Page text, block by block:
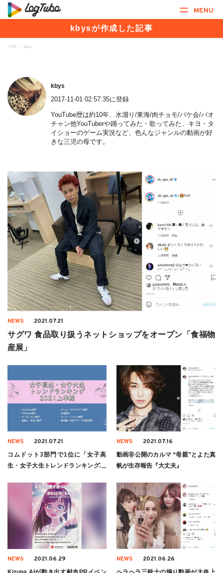
MENU
kbysが作成した記事
TOP > kbys
kbys
2017-11-01 02:57:35に登録
YouTube歴は約10年、水溜り/東海/肉チョモ/バケ会/パオ
チャン他YouTuberや踊ってみた・歌ってみた、キヨ・タ
イショーのゲーム実況など、色んなジャンルの動画が好
きな三児の母です。
NEWS 2021.07.21
サグワ 食品取り扱うネットショップをオープン「食福物
産展」
NEWS 2021.07.21
コムドット3部門で1位に「女子高
生・女子大生トレンドランキング20
NEWS 2021.07.16
動画非公開のカルマ “母親”とよた真
帆が生存報告『大丈夫』
NEWS 2021.06.29 NEWS 2021.06.26